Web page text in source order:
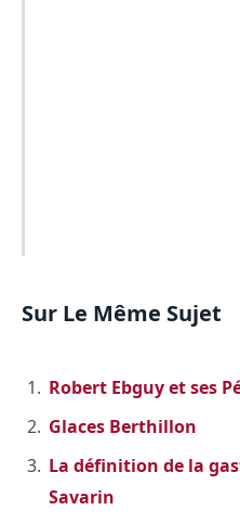
Sur Le Même Sujet
Robert Ebguy et ses
Glaces Berthillon
La définition de la
Savarin